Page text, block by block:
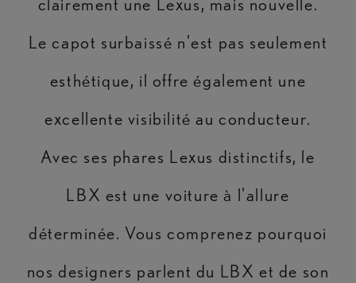
Le capot surbaissé n'est pas seulement
esthétique, il offre également une
excellente visibilité au conducteur.
Avec ses phares Lexus distinctifs, le
LBX est une voiture à l'allure
déterminée. Vous comprenez pourquoi
nos designers parlent du LBX et de son